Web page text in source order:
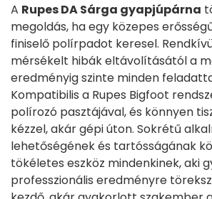
A Rupes DA Sárga gyapjúpárna
megoldás, ha egy közepes
finiselő polírpadot keresel.
mérsékelt hibák eltávolításától a
eredményig szinte minden
Kompatibilis a Rupes Bigfoot
polírozó pasztájával, és könnyen
kézzel, akár gépi úton. Sokrétű
lehetőségének és tartósságának
tökéletes eszköz mindenkinek, aki
professzionális eredményre